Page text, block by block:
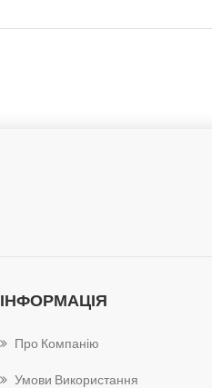
ІНФОРМАЦІЯ
Про Компанію
Умови Використання